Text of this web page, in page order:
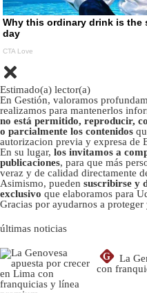
Estimado(a) lector(a)
En Gestión, valoramos
realizamos para mantenerlos
no está permitido, reproducir,
o parcialmente los contenidos
autorizacion previa y expresa de
En su lugar, los invitamos a
publicaciones, para que más
veraz y de calidad directamente
Asimismo, pueden suscribirse y
exclusivo que elaboramos para
Gracias por ayudarnos a
últimas noticias
G
La
con